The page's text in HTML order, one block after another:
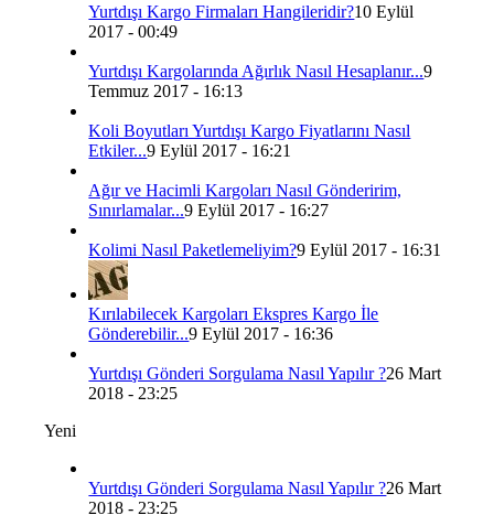
Yurtdışı Kargo Firmaları Hangileridir?10 Eylül
2017 - 00:49
Yurtdışı Kargolarında Ağırlık Nasıl Hesaplanır...9
Temmuz 2017 - 16:13
Koli Boyutları Yurtdışı Kargo Fiyatlarını Nasıl
Etkiler...9 Eylül 2017 - 16:21
Ağır ve Hacimli Kargoları Nasıl Gönderirim,
Sınırlamalar...9 Eylül 2017 - 16:27
Kolimi Nasıl Paketlemeliyim?9 Eylül 2017 - 16:31
Kırılabilecek Kargoları Ekspres Kargo İle
Gönderebilir...9 Eylül 2017 - 16:36
Yurtdışı Gönderi Sorgulama Nasıl Yapılır ?26 Mart
2018 - 23:25
Yeni
Yurtdışı Gönderi Sorgulama Nasıl Yapılır ?26 Mart
2018 - 23:25